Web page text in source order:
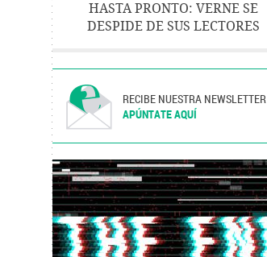
HASTA PRONTO: VERNE SE
DESPIDE DE SUS LECTORES
RECIBE NUESTRA NEWSLETTER
APÚNTATE AQUÍ